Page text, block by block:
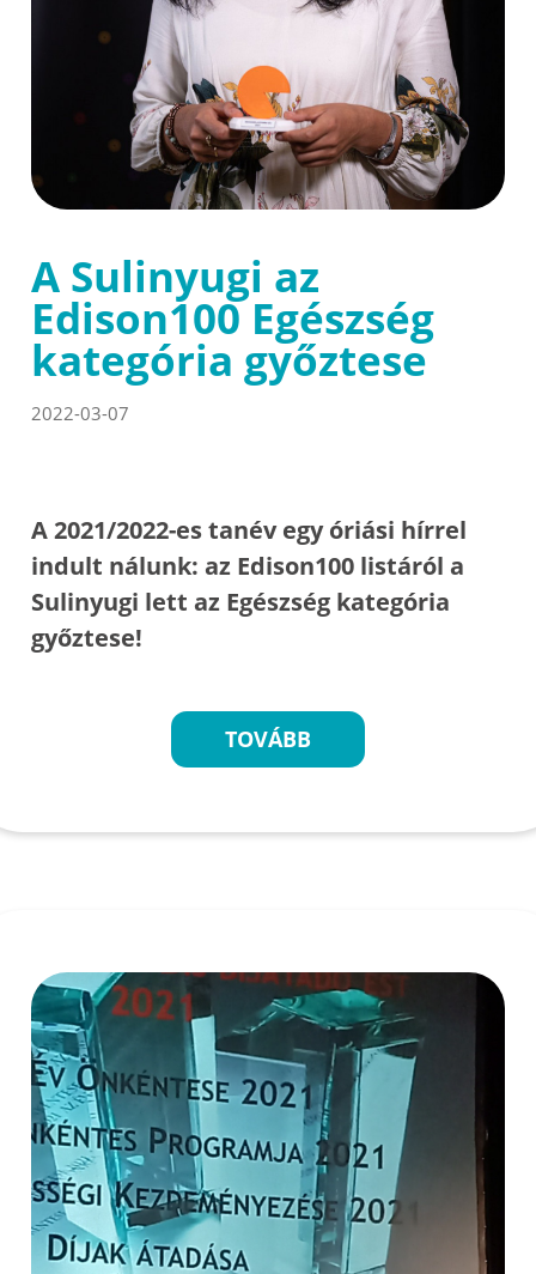
A Sulinyugi az
Edison100 Egészség
kategória győztese
2022-03-07
A 2021/2022-es tanév egy óriási hírrel
indult nálunk: az Edison100 listáról a
Sulinyugi lett az Egészség kategória
győztese!
TOVÁBB